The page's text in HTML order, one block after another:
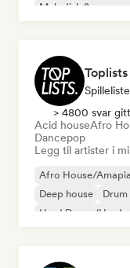
Melodisk &
Toplists
> 4800 svar gitt
Acid houseAfro
Dancepop
Legg til artister i
Afro House/
Deep house
Drum
Hard Dance/